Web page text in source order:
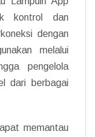
kontrol dan
dengan
melalui
pengelola
dari berbagai
memantau